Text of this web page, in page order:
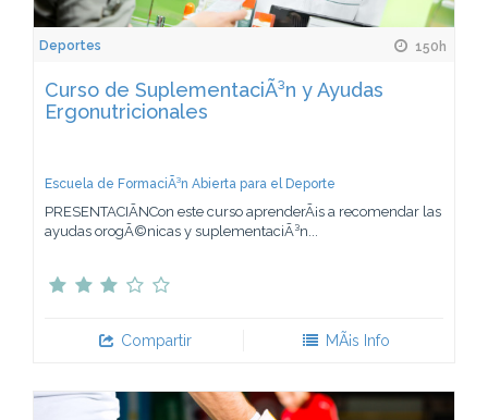
Deportes 150h
Curso de SuplementaciÃ³n y Ayudas
Ergonutricionales
Escuela de FormaciÃ³n Abierta para el Deporte
PRESENTACIÃNCon este curso aprenderÃ¡s a recomendar las
ayudas orogÃ©nicas y suplementaciÃ³n...
Compartir MÃ¡s Info